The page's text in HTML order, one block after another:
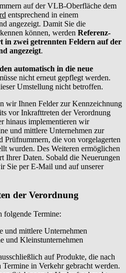
auf der VLB-Oberfläche dem
entsprechend in einem
angezeigt. Damit Sie die
können, werden Referenz-
zwei getrennten Feldern auf der
angezeigt.
automatisch in die neue
nicht erneut gepflegt werden.
Umstellung nicht betroffen.
wir Ihnen Felder zur Kennzeichnung
vor Inkrafttreten der Verordnung
hinaus implementieren wir
und mittlere Unternehmen zur
Prüfnummern, die von vorgelagerten
wurden. Des Weiteren ermöglichen
Ihrer Daten. Sobald die Neuerungen
Sie per E-Mail und auf unserer
der Verordnung
folgende Termine:
und mittlere Unternehmen
und Kleinstunternehmen
auf Produkte, die nach
Termine in Verkehr gebracht werden.